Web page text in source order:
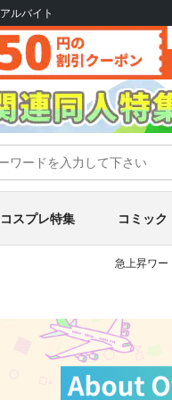
アルバイト
コスプレ特集 コミッ
急上昇ワー